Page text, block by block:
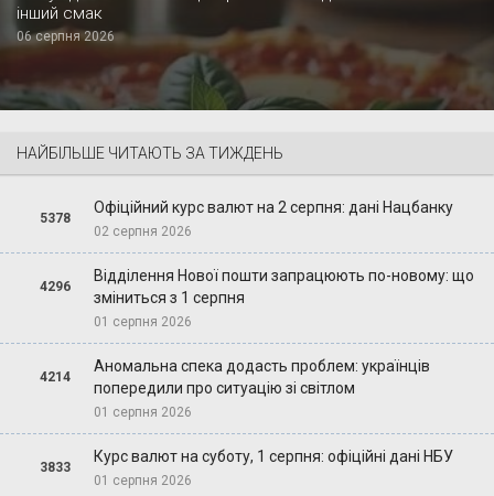
інший смак
06 серпня 2026
НАЙБІЛЬШЕ ЧИТАЮТЬ ЗА ТИЖДЕНЬ
5378
Офіційний курс валют на 2 серпня: дані Нацбанку
02 серпня 2026
4296
Відділення Нової пошти запрацюють по-новому: що
зміниться з 1 серпня
01 серпня 2026
4214
Аномальна спека додасть проблем: українців
попередили про ситуацію зі світлом
01 серпня 2026
3833
Курс валют на суботу, 1 серпня: офіційні дані НБУ
01 серпня 2026